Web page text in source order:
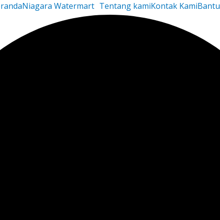
Niagara Watermart Tentang kamiKontak Kami